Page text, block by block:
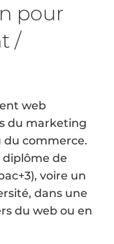
pour
/
web
du marketing
du commerce.
de
voire un
dans une
du web ou en